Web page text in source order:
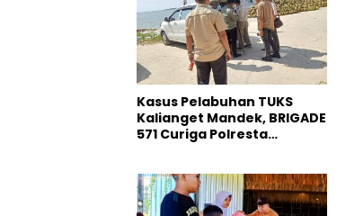
Kasus Pelabuhan TUKS
Kalianget Mandek, BRIGADE
571 Curiga Polresta